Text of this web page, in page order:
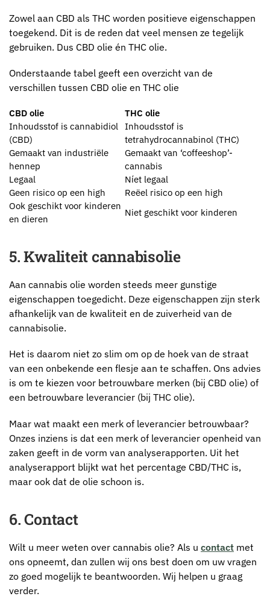
Zowel aan CBD als THC worden positieve eigenschappen
toegekend. Dit is de reden dat veel mensen ze tegelijk
gebruiken. Dus CBD olie én THC olie.
Onderstaande tabel geeft een overzicht van de
verschillen tussen CBD olie en THC olie
CBD olie
THC olie
Inhoudsstof is cannabidiol
(CBD)
Inhoudsstof is
tetrahydrocannabinol (THC)
Gemaakt van industriële
hennep
Gemaakt van ‘coffeeshop’-
cannabis
Legaal
Níet legaal
Geen risico op een high
Reëel risico op een high
Ook geschikt voor kinderen
en dieren
Niet geschikt voor kinderen
5. Kwaliteit cannabisolie
Aan cannabis olie worden steeds meer gunstige
eigenschappen toegedicht. Deze eigenschappen zijn sterk
afhankelijk van de kwaliteit en de zuiverheid van de
cannabisolie.
Het is daarom niet zo slim om op de hoek van de straat
van een onbekende een flesje aan te schaffen. Ons advies
is om te kiezen voor betrouwbare merken (bij CBD olie) of
een betrouwbare leverancier (bij THC olie).
Maar wat maakt een merk of leverancier betrouwbaar?
Onzes inziens is dat een merk of leverancier openheid van
zaken geeft in de vorm van analyserapporten. Uit het
analyserapport blijkt wat het percentage CBD/THC is,
maar ook dat de olie schoon is.
6. Contact
Wilt u meer weten over cannabis olie? Als u contact met
ons opneemt, dan zullen wij ons best doen om uw vragen
zo goed mogelijk te beantwoorden. Wij helpen u graag
verder.